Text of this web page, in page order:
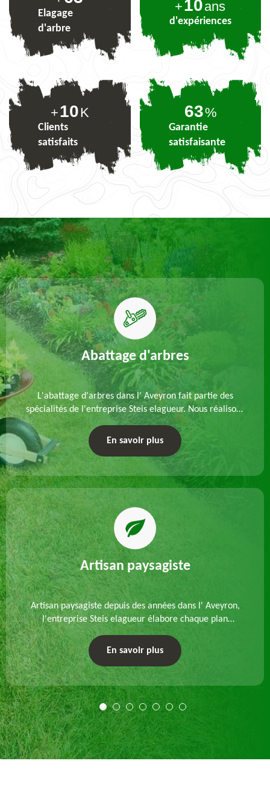
Elagage
d'arbre
+10ans
d'expériences
+10K
Clients
satisfaits
75%
Garantie
satisfaisante
Abattage d'arbres
L'abattage d'arbres dans l' Aveyron fait partie des
spécialités de l'entreprise Steis elagueur. Nous réalisons
un abattage direct ou par démontage, tenant compte
des particularités du site et des végétaux.
En savoir plus
Artisan paysagiste
Artisan paysagiste depuis des années dans l' Aveyron,
l'entreprise Steis elagueur élabore chaque plan
d'aménagement paysager et exécute les travaux
afférents. Devis gratuit et sur mesure.
En savoir plus